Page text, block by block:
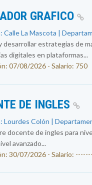
GRAFICO
Calle La Mascota |
desarrollar estrategias de
digitales en plataformas...
07/08/2026 - Salario: 750
DE INGLES
Lourdes Colón |
docente de ingles para
avanzado...
30/07/2026 - Salario: